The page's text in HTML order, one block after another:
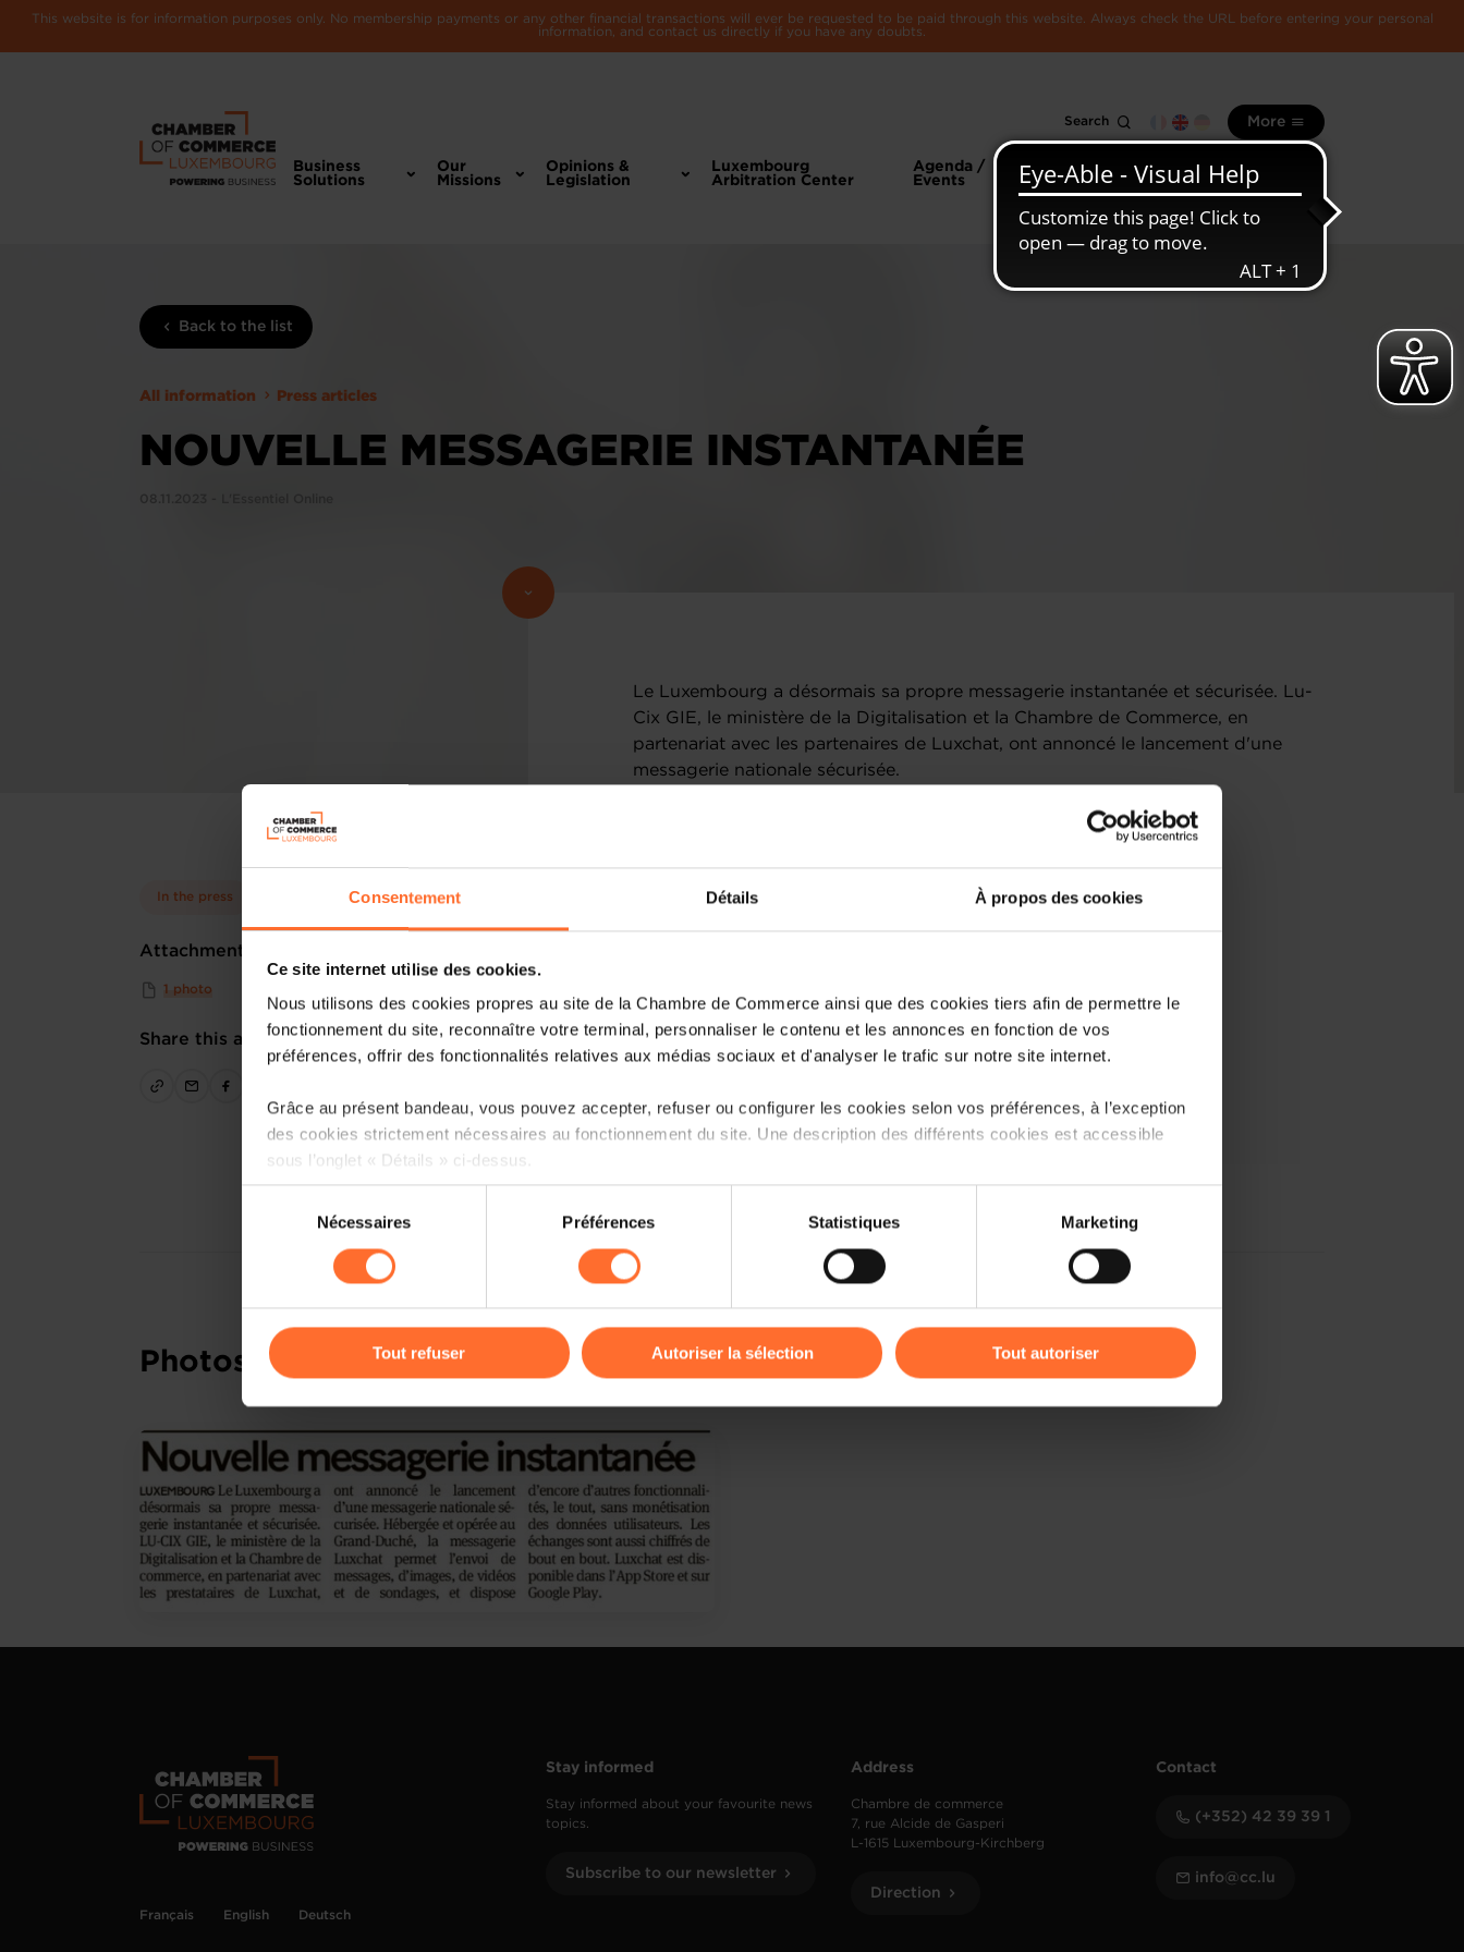
Consentement Détails À propos des cookies
Ce site internet utilise des cookies.
Nous utilisons des cookies propres au site de la Chambre de Commerce ainsi que des cookies tiers afin de permettre le
fonctionnement du site, reconnaître votre terminal, personnaliser le contenu et les annonces en fonction de vos
préférences, offrir des fonctionnalités relatives aux médias sociaux et d'analyser le trafic sur notre site internet.
Grâce au présent bandeau, vous pouvez accepter, refuser ou configurer les cookies selon vos préférences, à l’exception
des cookies strictement nécessaires au fonctionnement du site. Une description des différents cookies est accessible
sous l’onglet « Détails » ci-dessus.
Il est précisé que la navigation sur le site et certaines fonctionnalités (ex : lecture de vidéos, partage sur les réseaux
cas de refus de tous les cookies ou des cookies non nécessaires.
gauche de chaque page.
personnelles.
consentement
Nécessaires Préférences Statistiques Marketing
Tout refuser Autoriser la sélection Tout autoriser
This website is for information purposes only. No membership payments or any other financial transactions will ever be requested to be paid through this website. Always check the URL before entering your personal
information, and contact us directly if you have any doubts.
Search More
Business
Solutions
Our
Missions
Opinions &
Legislation
Luxembourg
Arbitration Center
Agenda /
Events
information
Luxembourg
economy
Back to the list
All information Press articles
NOUVELLE MESSAGERIE INSTANTANÉE
In the press
Attachments
1 photo
Share this article
Le Luxembourg a désormais sa propre messagerie instantanée et sécurisée. Lu-
Cix GIE, le ministère de la Digitalisation et la Chambre de Commerce, en
partenariat avec les partenaires de Luxchat, ont annoncé le lancement d'une
messagerie nationale sécurisée.
Photos
Français English Deutsch
Stay informed
Stay informed about your favourite news
topics.
Subscribe to our newsletter
Address
Chambre de commerce
7, rue Alcide de Gasperi
L-1615 Luxembourg-Kirchberg
Direction
Contact
(+352) 42 39 39 1
info@cc.lu